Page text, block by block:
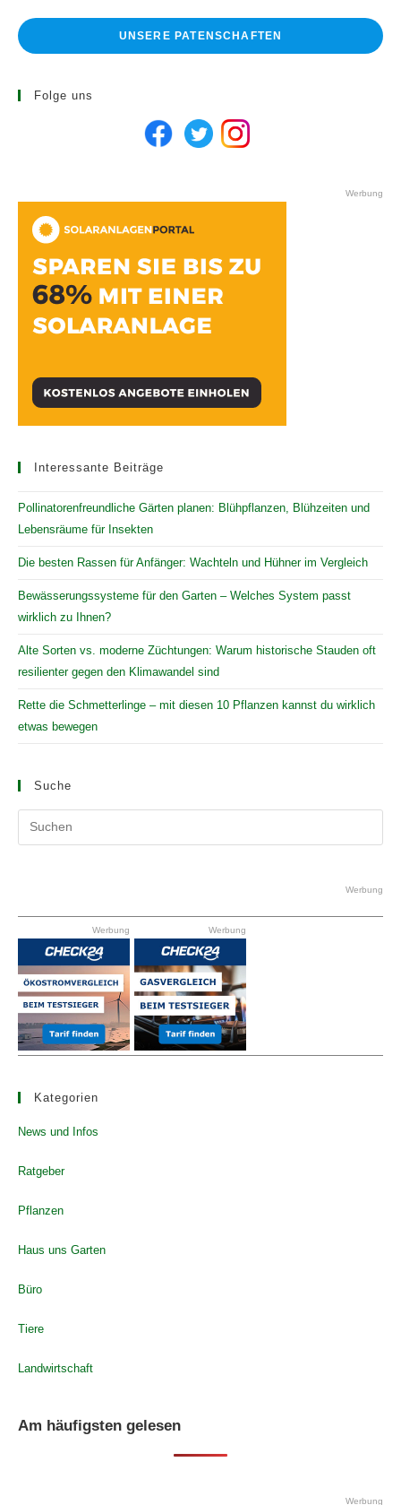
UNSERE PATENSCHAFTEN
Folge uns
Werbung
Interessante Beiträge
Pollinatorenfreundliche Gärten planen: Blühpflanzen, Blühzeiten und
Lebensräume für Insekten
Die besten Rassen für Anfänger: Wachteln und Hühner im Vergleich
Bewässerungssysteme für den Garten – Welches System passt
wirklich zu Ihnen?
Alte Sorten vs. moderne Züchtungen: Warum historische Stauden oft
resilienter gegen den Klimawandel sind
Rette die Schmetterlinge – mit diesen 10 Pflanzen kannst du wirklich
etwas bewegen
Suche
the
Werbung
Werbung Werbung
Kategorien
News und Infos
Ratgeber
Pflanzen
Haus uns Garten
Büro
Tiere
Landwirtschaft
Am häufigsten gelesen
Werbung